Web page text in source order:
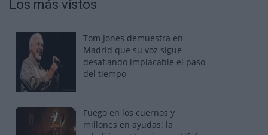
Los más vistos
Tom Jones demuestra en
Madrid que su voz sigue
desafiando implacable el paso
del tiempo
Fuego en los cuernos y
millones en ayudas: la